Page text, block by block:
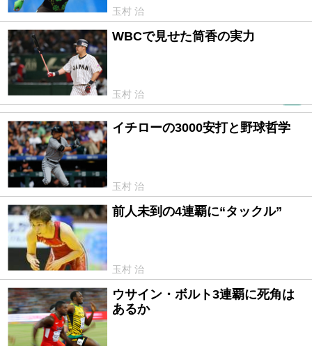
玉村 治
2017/03/28 WBCで見せた筒香の実力
玉村 治
2016/08/19 イチローの3000安打と野球哲学
玉村 治
2016/08/12 前人未到の4連覇に“タックル”
玉村 治
2016/08/10
ウサイン・ボルト3連覇に死角は
あるか